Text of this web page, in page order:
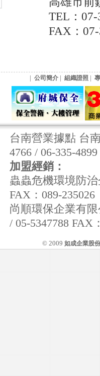
TEL：07-
FAX：
| 公司簡介 | 組織證照 |
台南營業據點 台
4766 / 06-335-
加盟經銷：
蟲蟲危機環境防
FAX：089-235026
尚順環保企業有
/ 05-5347788 FAX
© 2009 如成企業股